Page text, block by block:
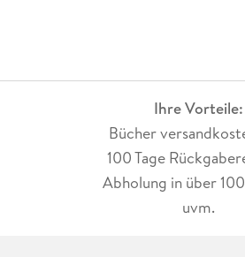
Ihre Vorteile:
Bücher
100 Tage
Abholung in über
uvm.